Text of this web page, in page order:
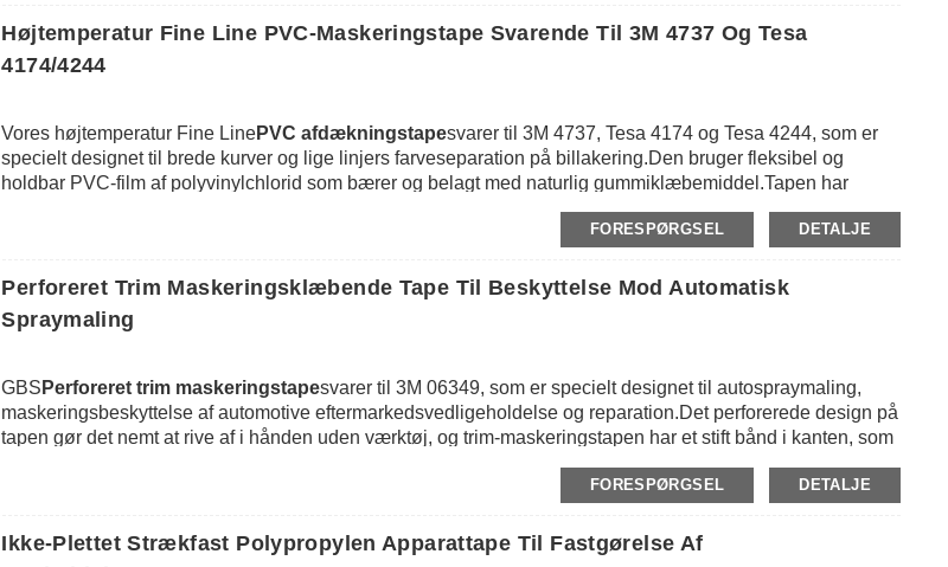
Højtemperatur Fine Line PVC-Maskeringstape Svarende Til 3M 4737 Og Tesa
4174/4244
Vores højtemperatur Fine LinePVC afdækningstapesvarer til 3M 4737, Tesa 4174 og Tesa 4244, som er
specielt designet til brede kurver og lige linjers farveseparation på billakering.Den bruger fleksibel og
holdbar PVC-film af polyvinylchlorid som bærer og belagt med naturlig gummiklæbemiddel.Tapen har
fremragende egenskaber med høj temperaturbestandighed (ca. op til 150 ℃) i 3 timer og kan let pilles af
uden at efterlade rester på kroppen.Den har også meget stærk afskalningsvedhæftning og god
farvelinjeadskillelse og maskering i højtemperatur autolakeringsprocesser.
FORESPØRGSEL DETALJE
Perforeret Trim Maskeringsklæbende Tape Til Beskyttelse Mod Automatisk
Spraymaling
GBS Perforeret trim maskeringstapesvarer til 3M 06349, som er specielt designet til autospraymaling,
maskeringsbeskyttelse af automotive eftermarkedsvedligeholdelse og reparation.Det perforerede design på
tapen gør det nemt at rive af i hånden uden værktøj, og trim-maskeringstapen har et stift bånd i kanten, som
flyde under listerne, mens de maskerer deres ydre uden at fjerne eller udskifte listerne eller omarbejde til
FORESPØRGSEL DETALJE
Ikke-Plettet Strækfast Polypropylen Apparattape Til Fastgørelse Af